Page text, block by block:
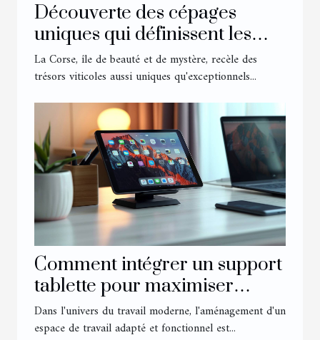
Découverte des cépages
uniques qui définissent les
vins corses
La Corse, île de beauté et de mystère, recèle des
trésors viticoles aussi uniques qu'exceptionnels...
Comment intégrer un support
tablette pour maximiser
l'ergonomie de votre bureau
Dans l'univers du travail moderne, l'aménagement d'un
espace de travail adapté et fonctionnel est...